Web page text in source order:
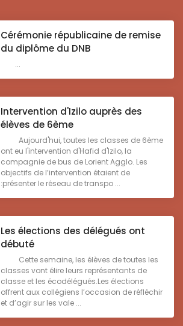
Cérémonie républicaine de remise
du diplôme du DNB
...
Intervention d'Izilo auprès des
élèves de 6ème
Aujourd'hui, toutes les classes de 6ème
ont eu l'intervention d'Hafid d'Izilo, la
compagnie de bus de Lorient Agglo. Les
objectifs de l’intervention étaient de
:présenter le réseau de transpo ...
Les élections des délégués ont
débuté
Cette semaine, les élèves de toutes les
classes vont élire leurs représentants de
classe et les écodélégués.Les élections
offrent aux collégiens l’occasion de réfléchir
et d’agir sur les vale ...